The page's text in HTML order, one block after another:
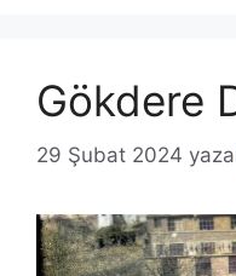
Gökdere
29 Şubat 2024